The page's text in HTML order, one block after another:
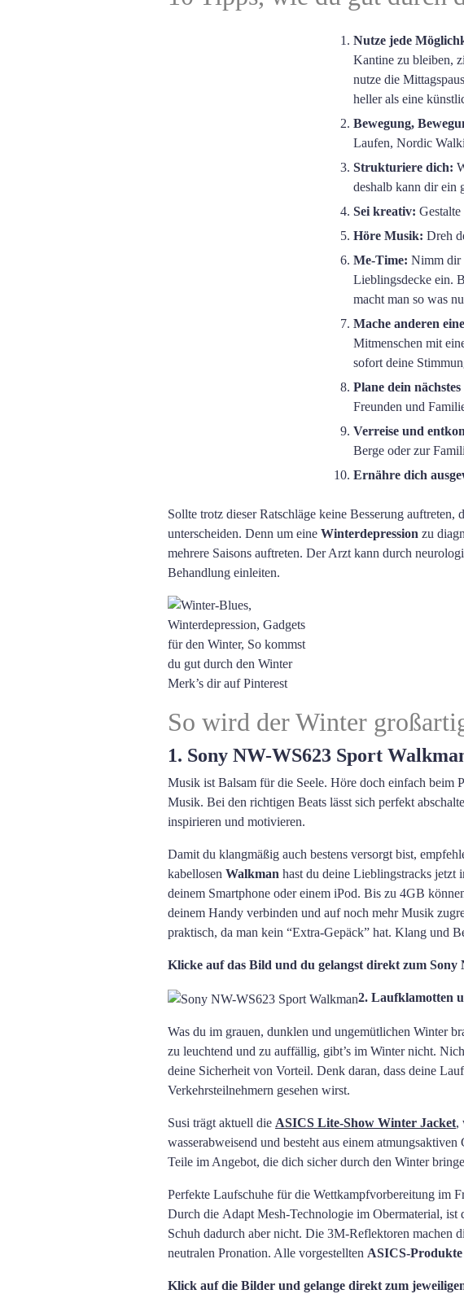
Nutze jede
Kantine zu bleiben,
nutze die
heller als eine
Bewegung,
Laufen, Nordic
Strukturiere dich:
deshalb kann dir ein
Sei kreativ:
Höre Musik: Dreh
Me-Time: Nimm dir
Lieblingsdecke ein.
macht man so was
Mache anderen
Mitmenschen mit
sofort deine
Plane dein
Freunden und
Verreise und
Berge oder zur
Ernähre dich
Sollte trotz dieser Ratschläge keine Besserung
unterscheiden. Denn um eine Winterdepression zu
mehrere Saisons auftreten. Der Arzt kann durch
Behandlung einleiten.
Merk’s dir auf Pinterest
So wird der Winter
1. Sony NW-WS623 Sport
Musik ist Balsam für die Seele. Höre doch einfach beim
Musik. Bei den richtigen Beats lässt sich perfekt
inspirieren und motivieren.
Damit du klangmäßig auch bestens versorgt bist,
kabellosen Walkman hast du deine Lieblingstracks jetzt
deinem Smartphone oder einem iPod. Bis zu 4GB
deinem Handy verbinden und auf noch mehr Musik
praktisch, da man kein “Extra-Gepäck” hat. Klang und
Klicke auf das Bild und du gelangst direkt zum Sony
2. Laufklamotten
Was du im grauen, dunklen und ungemütlichen Winter
zu leuchtend und zu auffällig, gibt’s im Winter nicht.
deine Sicherheit von Vorteil. Denk daran, dass deine
Verkehrsteilnehmern gesehen wirst.
Susi trägt aktuell die ASICS Lite-Show Winter Jacket,
wasserabweisend und besteht aus einem
Teile im Angebot, die dich sicher durch den Winter
Perfekte Laufschuhe für die Wettkampfvorbereitung im
Durch die Adapt Mesh-Technologie im Obermaterial,
Schuh dadurch aber nicht. Die 3M-Reflektoren machen
neutralen Pronation. Alle vorgestellten ASICS-Produkte
Klick auf die Bilder und gelange direkt zum